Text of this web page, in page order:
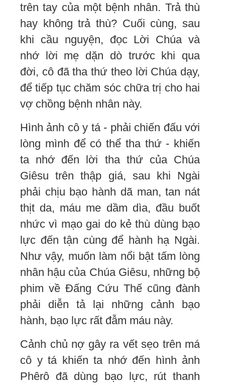
trên tay của một bệnh nhân. Trả thù
hay không trả thù? Cuối cùng, sau
khi cầu nguyện, đọc Lời Chúa và
nhớ lời mẹ dặn dò trước khi qua
đời, cô đã tha thứ theo lời Chúa dạy,
để tiếp tục chăm sóc chữa trị cho hai
vợ chồng bệnh nhân này.
Hình ảnh cô y tá - phải chiến đấu với
lòng mình để có thể tha thứ - khiến
ta nhớ đến lời tha thứ của Chúa
Giêsu trên thập giá, sau khi Ngài
phải chịu bạo hành dã man, tan nát
thịt da, máu me dầm dìa, đầu buốt
nhức vì mạo gai do kẻ thù dùng bạo
lực đến tận cùng để hành hạ Ngài.
Như vậy, muốn làm nổi bật tấm lòng
nhân hậu của Chúa Giêsu, những bộ
phim về Đấng Cứu Thế cũng đành
phải diễn tả lại những cảnh bạo
hành, bạo lực rất đẫm máu này.
Cảnh chủ nợ gây ra vết sẹo trên má
cô y tá khiến ta nhớ đến hình ảnh
Phêrô đã dùng bạo lực, rút thanh